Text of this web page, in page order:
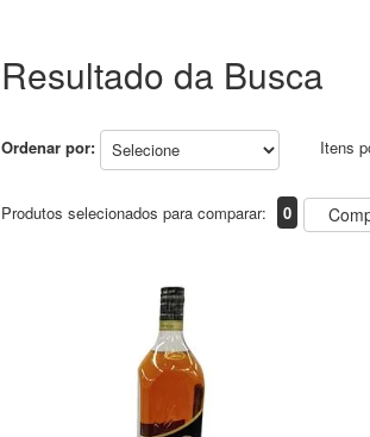
Resultado da Busca
Ordenar por: Itens
Produtos selecionados para comparar: 0